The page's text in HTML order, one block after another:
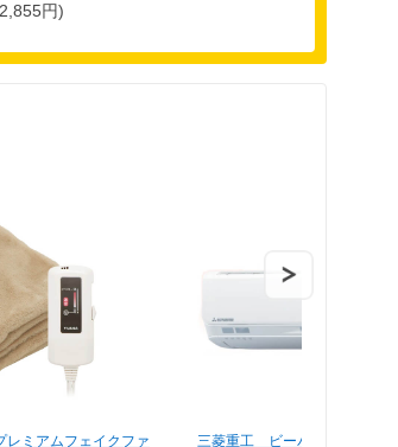
円)
ミアムフェイクファ
三菱重工 ビーバーエアコ